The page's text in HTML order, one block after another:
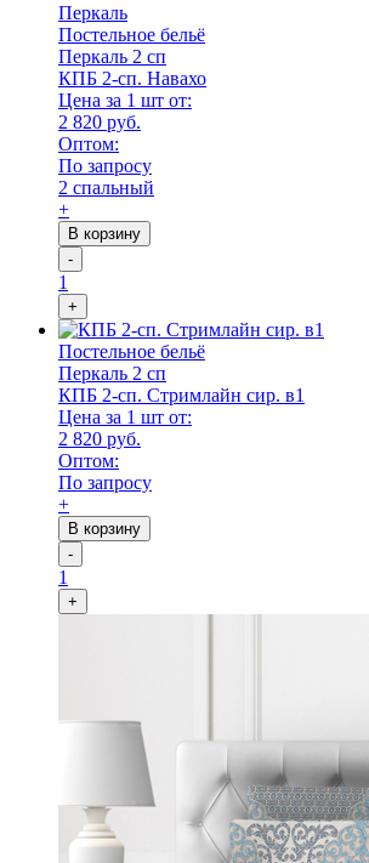
Перкаль
Постельное бельё
Перкаль 2 сп
КПБ 2-сп. Навахо
Цена за 1 шт от:
2 820 руб.
Оптом:
По запросу
2 спальный
+
В корзину
-
1
+
Постельное бельё
Перкаль 2 сп
КПБ 2-сп. Стримлайн сир. в1
Цена за 1 шт от:
2 820 руб.
Оптом:
По запросу
+
В корзину
-
1
+